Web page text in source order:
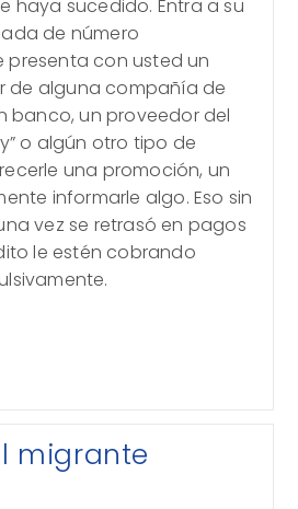
haya sucedido. Entra a su
de número
presenta con usted un
de alguna compañía de
banco, un proveedor del
o algún otro tipo de
una promoción, un
informarle algo. Eso sin
vez se retrasó en pagos
le estén cobrando
migrante